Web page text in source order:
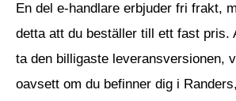
En del e-handlare erbjuder fri frakt,
detta att du beställer till ett fast pris.
ta den billigaste leveransversionen,
oavsett om du befinner dig i